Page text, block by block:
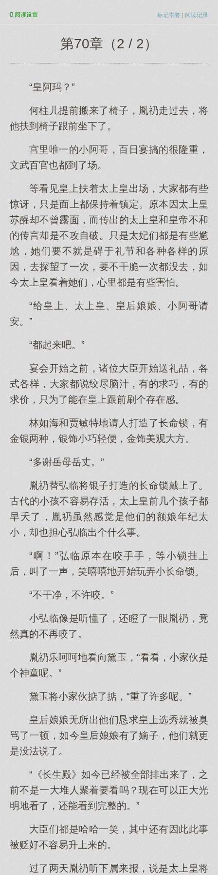
标记书签 | 阅读记录
阅读设置
第70章（2 / 2）
“皇阿玛？”
何柱儿提前搬来了椅子，胤礽走过去，将
他扶到椅子跟前坐下了。
宫里唯一的小阿哥，百日宴搞的很隆重，
文武百官也都到了场。
等看见皇上扶着太上皇出场，大家都有些
惊讶，只是面上都保持着镇定。原本因太上皇
苏醒却不曾露面，而传出的太上皇和皇帝不和
的传言却是不攻自破。只是太妃们都是有些尴
尬，她们要不就是碍于礼节和各种各样的原
因，去探望了一次，要不干脆一次都没去，如
今太上皇看着她们，心里都是有些害怕。
“给皇上、太上皇、皇后娘娘、小阿哥请
安。”
“都起来吧。”
宴会开始之前，诸位大臣开始送礼品，各
式各样，大家都说绞尽脑汁，有的求巧，有的
求价，只为了能在皇上跟前刷个存在感。
林如海和贾敏特地请人打造了长命锁，有
金银两种，银饰小巧轻便，金饰美观大方。
“多谢岳母岳丈。”
胤礽替弘临将银子打造的长命锁戴上了。
古代的小孩不容易存活，太上皇前几个孩子都
早夭了，胤礽虽然感觉是他们的额娘年纪太
小，却也担心弘临出个什么事。
“啊！”弘临原本在咬手手，等小锁挂上
后，叫了一声，笑嘻嘻地开始玩弄小长命锁。
“不干净，不许咬。”
小弘临像是听懂了，还瞪了一眼胤礽，竟
然真的不再咬了。
胤礽乐呵呵地看向黛玉，“看看，小家伙是
个神童呢。”
黛玉将小家伙掂了掂，“重了许多呢。”
皇后娘娘无所出他们恳求皇上选秀就被臭
骂了一顿，如今皇后娘娘有了嫡子，他们就更
是没法说了。
“《长生殿》如今已经被全部排出来了，之
前不是一大堆人聚着要看吗？现在可以正大光
明地看了，还能看到完整的。”
大臣们都是哈哈一笑，其中还有因此此事
被贬好不容易升上来的。
过了两天胤礽听下属来报，说是太上皇将